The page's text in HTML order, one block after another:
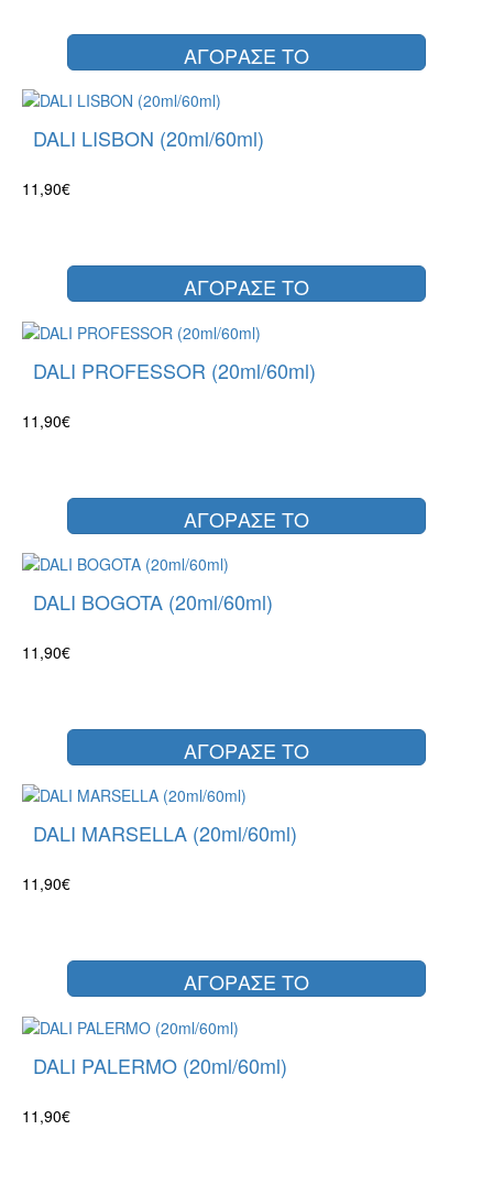
ΑΓΟΡΑΣΕ ΤΟ
DALI LISBON (20ml/60ml)
11,90€
ΑΓΟΡΑΣΕ ΤΟ
DALI PROFESSOR (20ml/60ml)
11,90€
ΑΓΟΡΑΣΕ ΤΟ
DALI BOGOTA (20ml/60ml)
11,90€
ΑΓΟΡΑΣΕ ΤΟ
DALI MARSELLA (20ml/60ml)
11,90€
ΑΓΟΡΑΣΕ ΤΟ
DALI PALERMO (20ml/60ml)
11,90€